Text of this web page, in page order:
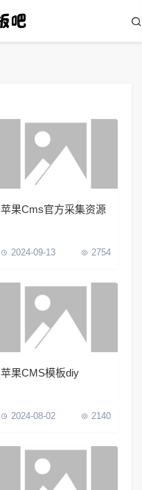
苹果Cms官方采集资源
2024-09-13 2754
苹果CMS模板diy
2024-08-02 2140